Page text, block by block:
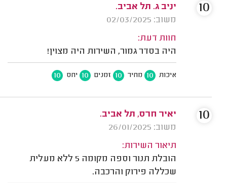
יניב ג. תל אביב.
משוב: 02/03/2025
חוות דעת:
היה בסדר גמור, השירות היה מצוין!
איכות 10 מחיר 10 זמנים 10 יחס 10
10
יאיר חרס, תל אביב.
משוב: 26/01/2025
תיאור השירות:
הובלת תנור וספה מקומה 5 ללא מעלית
שכללה פירוק והרכבה.
10